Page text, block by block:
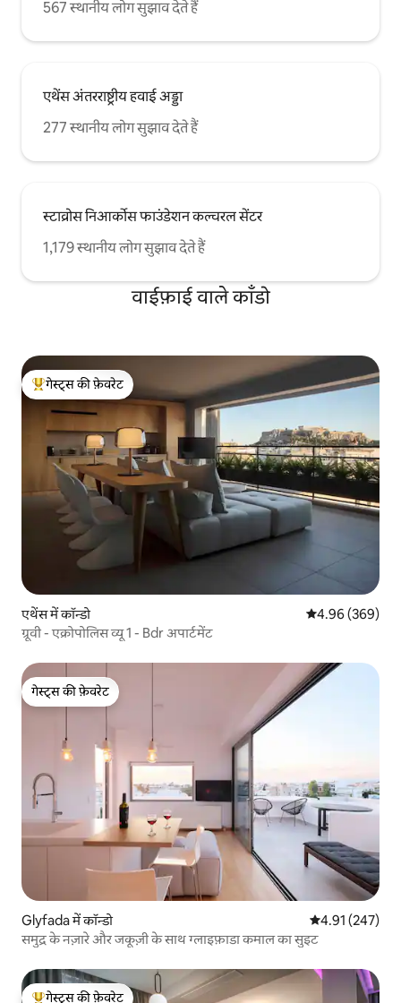
567 स्थानीय लोग सुझाव देते हैं
एथेंस अंतरराष्ट्रीय हवाई अड्डा
277 स्थानीय लोग सुझाव देते हैं
स्टाव्रोस निआर्कोस फाउंडेशन कल्चरल सेंटर
1,179 स्थानीय लोग सुझाव देते हैं
वाईफ़ाई वाले काँडो
गेस्ट्स का टॉप फ़ेवरेट
गेस्ट्स की फ़ेवरेट
एथेंस में कॉन्डो औसत रेटिंग 5 में से
4.96 (369)
ग्रूवी - एक्रोपोलिस व्यू 1 - Bdr अपार्टमेंट
गेस्ट्स की फ़ेवरेट
गेस्ट्स की फ़ेवरेट
Glyfada में कॉन्डो औसत रेटिंग 5 में से
4.91 (247)
समुद्र के नज़ारे और जकूज़ी के साथ ग्लाइफ़ाडा कमाल का सुइट
गेस्ट्स की फ़ेवरेट